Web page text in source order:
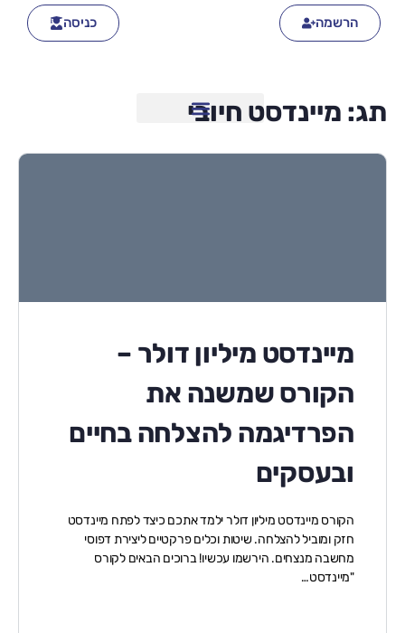
הרשמה כניסה
תג: מיינדסט חיובי
מיינדסט מיליון דולר –
הקורס שמשנה את
הפרדיגמה להצלחה בחיים
ובעסקים
הקורס מיינדסט מיליון דולר ילמד אתכם כיצד לפתח מיינדסט
חזק ומוביל להצלחה. שיטות וכלים פרקטיים ליצירת דפוסי
מחשבה מנצחים. הירשמו עכשיו! ברוכים הבאים לקורס
"מיינדסט…